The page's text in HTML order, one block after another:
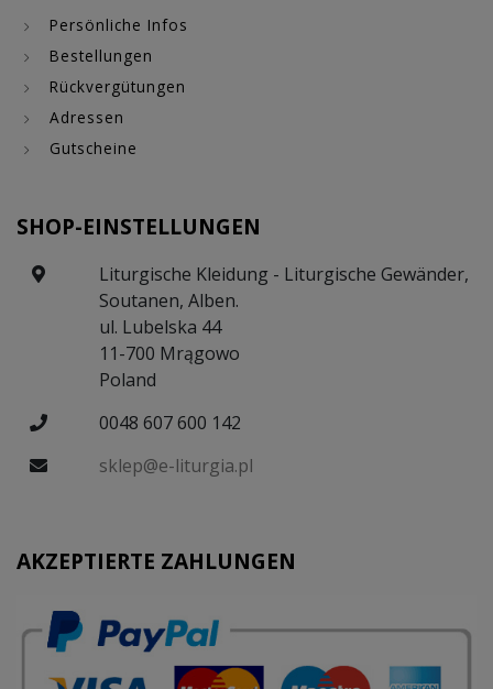
Persönliche Infos
Bestellungen
Rückvergütungen
Adressen
Gutscheine
SHOP-EINSTELLUNGEN
Liturgische Kleidung - Liturgische Gewänder,
Soutanen, Alben.
ul. Lubelska 44
11-700 Mrągowo
Poland
0048 607 600 142
sklep@e-liturgia.pl
AKZEPTIERTE ZAHLUNGEN